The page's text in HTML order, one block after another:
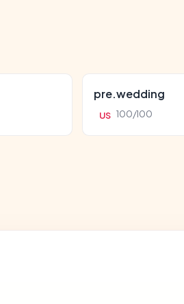
pre.wedding
US 100/100